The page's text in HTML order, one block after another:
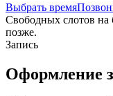
Выбрать время
Свободных слотов
позже.
Запись
Оформление